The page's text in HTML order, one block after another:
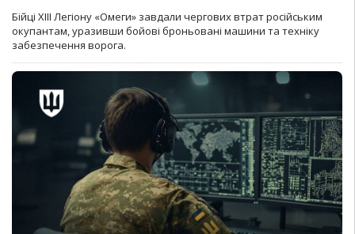
Бійці ХІІІ Легіону «Омеги» завдали чергових втрат російським
окупантам, уразивши бойові броньовані машини та техніку
забезпечення ворога.